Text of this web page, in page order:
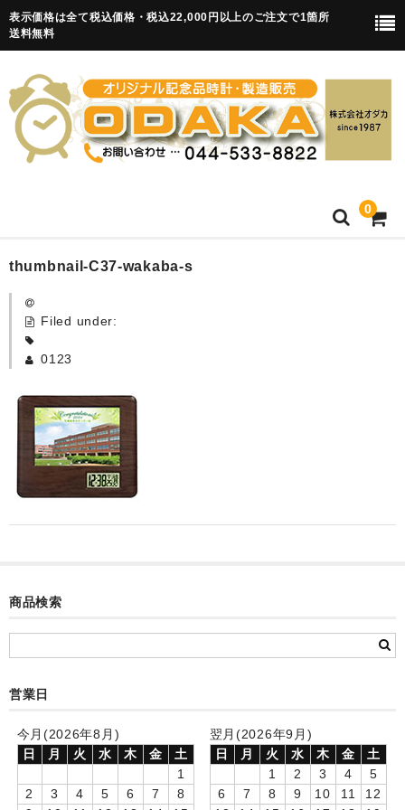
表示価格は全て税込価格・税込22,000円以上のご注文で1箇所
送料無料
0
HOME
卒園記念品
カード付フォトフレームクロック(集合)
目覚まし時計(集合＋個別)
メロディ時計(集合)
お絵かきギャラリープラス(絵＋個別)
お絵かきギャラリー
自作オリジナル時計
thumbnail-C37-wakaba-s
Filed under:
0123
商品検索
営業日
今月(2026年8月)
日
月 火 水 木 金
土
1
2
3 4 5 6 7
8
翌月(2026年9月)
日
月 火 水 木 金
土
1
2 3 4
5
6
7 8 9 10 11
12